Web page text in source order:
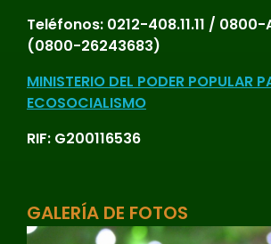
Teléfonos: 0212-408.11.11 / 0800-
(0800-26243683)
MINISTERIO DEL PODER POPULAR
ECOSOCIALISMO
RIF: G200116536
GALERÍA DE FOTOS